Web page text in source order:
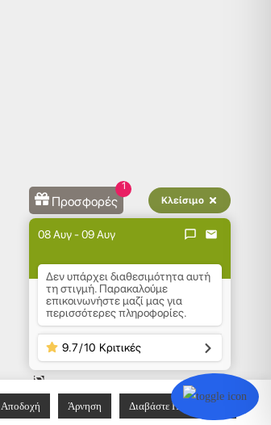
Αποδοχή Άρνηση
Διαβάστε Περισσότερα
Προσφορές
1
Κλείσιμο
08 Αυγ - 09 Αυγ
Δεν υπάρχει διαθεσιμότητα αυτή
τη στιγμή. Παρακαλούμε
επικοινωνήστε μαζί μας για
περισσότερες πληροφορίες.
9.7/10 Κριτικές